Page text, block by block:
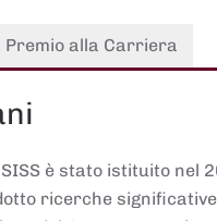
Premio alla Carriera
è stato istituito nel
ricerche